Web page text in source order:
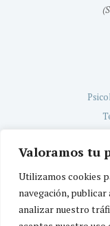
Valoramos tu
Utilizamos cookies
navegación,
analizar nuestro